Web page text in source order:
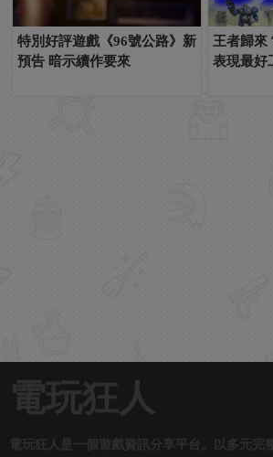
特別好評遊戲《96號公路》新
預告 暗示續作要來
王者歸來
表現最好
電玩狂人
電玩狂人是一個遊戲資訊分享平台。以多元完